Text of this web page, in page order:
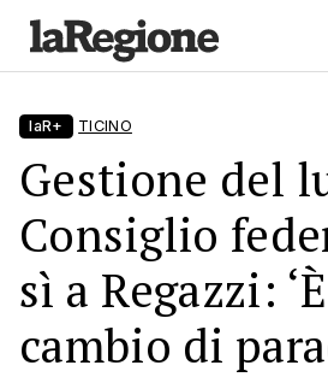
laR+ TICINO
Gestione del
Consiglio
sì a Regazzi:
cambio di